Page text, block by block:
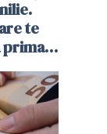
te
prima